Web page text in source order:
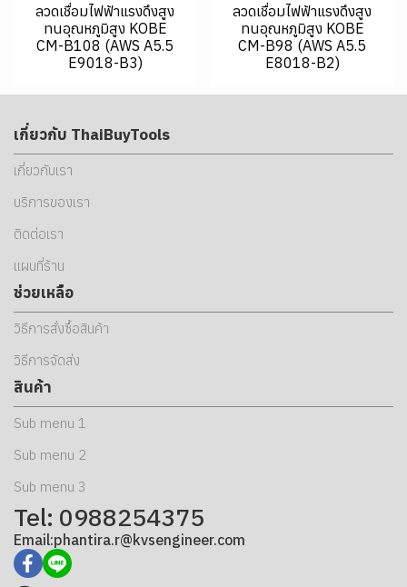
ลวดเชื่อมไฟฟ้าแรงดึงสูง
ทนอุณหภูมิสูง KOBE
CM-B108 (AWS A5.5
E9018-B3)
ลวดเชื่อมไฟฟ้าแรงดึงสูง
ทนอุณหภูมิสูง KOBE
CM-B98 (AWS A5.5
E8018-B2)
เกี่ยวกับ ThaiBuyTools
เกี่ยวกับเรา
บริการของเรา
ติดต่อเรา
แผนที่ร้าน
ช่วยเหลือ
วิธีการสั่งซื้อสินค้า
วิธีการจัดส่ง
สินค้า
Sub menu 1
Sub menu 2
Sub menu 3
Tel: 0988254375
Email:phantira.r@kvsengineer.com